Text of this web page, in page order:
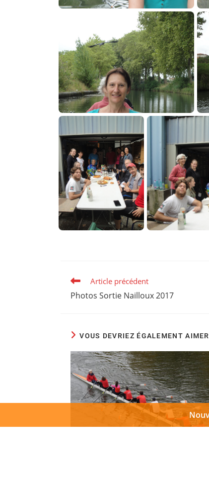
Article précédent
Photos Sortie Nailloux 2017
VOUS DEVRIEZ ÉGALEMENT AIMER